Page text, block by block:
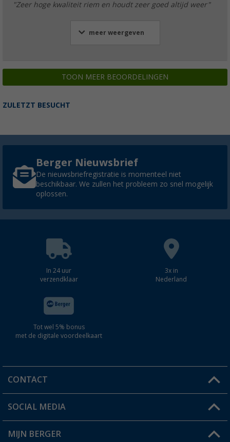
"Zeer hoge kwaliteit riem en houdt zeer goed altijd weer"
meer weergeven
TOON MEER BEOORDELINGEN
ZULETZT BESUCHT
Berger Nieuwsbrief
De nieuwsbriefregistratie is momenteel niet
beschikbaar. We zullen het probleem zo snel mogelijk
oplossen.
In 24 uur
verzendklaar
3x in
Nederland
Tot wel 5% bonus
met de digitale voordeelkaart
CONTACT
Een vraag?
Winkel vinden
SOCIAL MEDIA
MIJN BERGER